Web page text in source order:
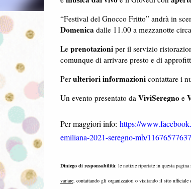
“Festival del Gnocco Fritto” andrà in
Domenicadalle 11.00 a mezzanotte
Le prenotazioniper il servizio
comunque di arrivare presto e di
Per ulteriori informazionicontattare i
Un evento presentato da ViviSeregnoe
Per maggiori info: https://
emiliana-2021-seregno-mb/
Diniego di responsabilità: le notizie riportate in questa
variare, contattando gli organizzatori o visitando il sito ufficiale